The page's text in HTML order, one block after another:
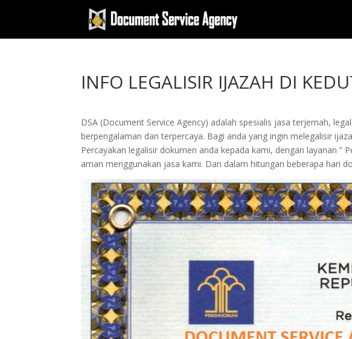
INFO LEGALISIR IJAZAH DI
DSA (Document Service Agency) adalah spesialis jasa terjemah,
berpengalaman dan terpercaya. Bagi anda yang ingin melegalisir
Percayakan legalisir dokumen anda kepada kami, dengan layanan ”
aman menggunakan jasa kami. Dan dalam hitungan beberapa hari